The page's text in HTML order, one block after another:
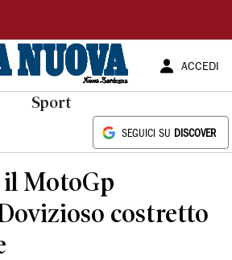
ACCEDI
Sport
SEGUICI SU DISCOVER
il MotoGp
costretto